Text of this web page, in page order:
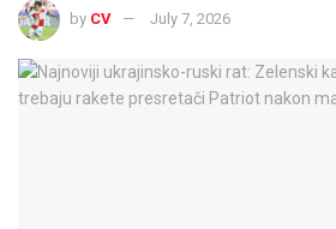
by CV July 7, 2026